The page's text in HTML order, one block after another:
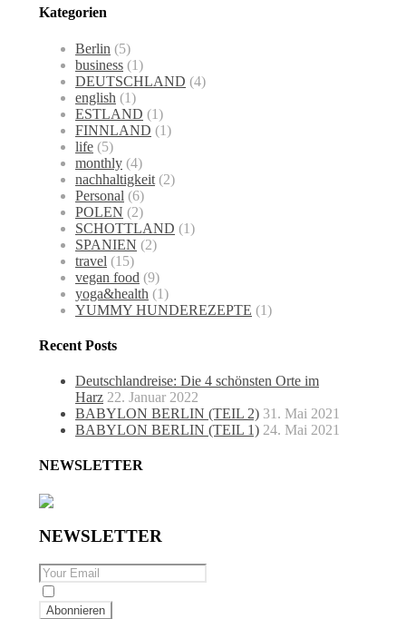
Kategorien
Berlin (5)
business (1)
DEUTSCHLAND (4)
english (1)
ESTLAND (1)
FINNLAND (1)
life (5)
monthly (4)
nachhaltigkeit (2)
Personal (6)
POLEN (2)
SCHOTTLAND (1)
SPANIEN (2)
travel (15)
vegan food (9)
yoga&health (1)
YUMMY HUNDEREZEPTE (1)
Recent Posts
Deutschlandreise: Die 4 schönsten Orte im
Harz 22. Januar 2022
BABYLON BERLIN (TEIL 2) 31. Mai 2021
BABYLON BERLIN (TEIL 1) 24. Mai 2021
NEWSLETTER
NEWSLETTER